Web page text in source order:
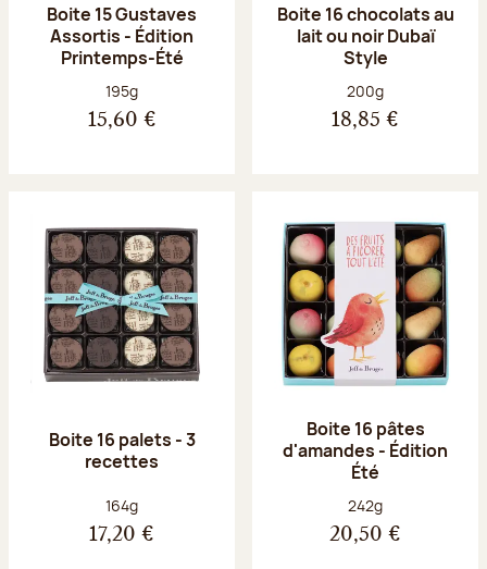
Boite 15 Gustaves
Assortis - Édition
Printemps-Été
Poids net :
195g
15,60 €
Boite 16 chocolats au
lait ou noir Dubaï
Style
Poids net :
200g
18,85 €
Boite 16 palets - 3
recettes
Poids net :
164g
17,20 €
Boite 16 pâtes
d'amandes - Édition
Été
Poids net :
242g
20,50 €